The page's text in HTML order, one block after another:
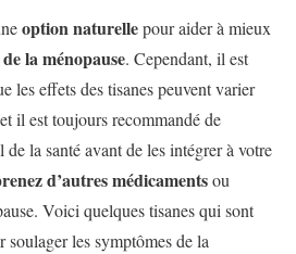
option naturellepour aider à mieux
la ménopause. Cependant, il est
les effets des tisanes peuvent varier
il est toujours recommandé de
la santé avant de les intégrer à votre
d’autres médicamentsou
Voici quelques tisanes qui sont
soulager les symptômes de la